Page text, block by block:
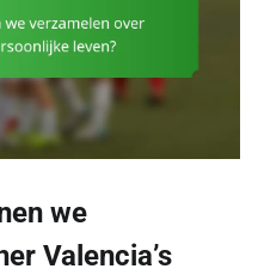
we
Valencia’s